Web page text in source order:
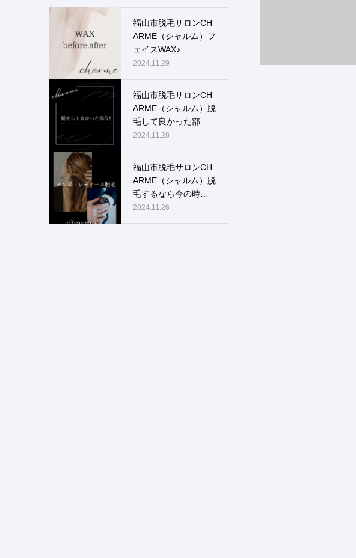
福山市脱毛サロンCH
ARME（シャルム）フ
ェイスWAX♪
2024.11.29
福山市脱毛サロンCH
ARME（シャルム）脱
毛して良かった部
位！！
2024.11.28
福山市脱毛サロンCH
ARME（シャルム）脱
毛するなら今の時
期！！
2024.11.26